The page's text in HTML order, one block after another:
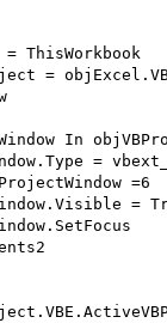
=
In
=
=6
=